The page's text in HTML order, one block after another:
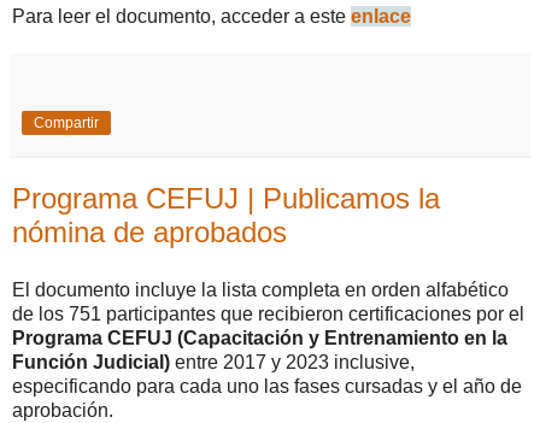
Para leer el documento, acceder a este enlace
Compartir
Programa CEFUJ | Publicamos la
nómina de aprobados
El documento incluye la lista completa en orden alfabético
de los 751 participantes que recibieron certificaciones por el
Programa CEFUJ (Capacitación y Entrenamiento en la
Función Judicial) entre 2017 y 2023 inclusive,
especificando para cada uno las fases cursadas y el año de
aprobación.